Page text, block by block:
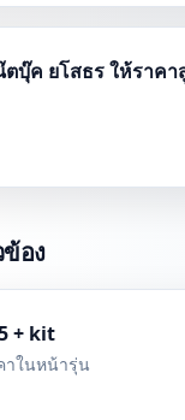
บุ๊ค ยโสธร ให้ราคา
อง
+ kit
าในหน้ารุ่น